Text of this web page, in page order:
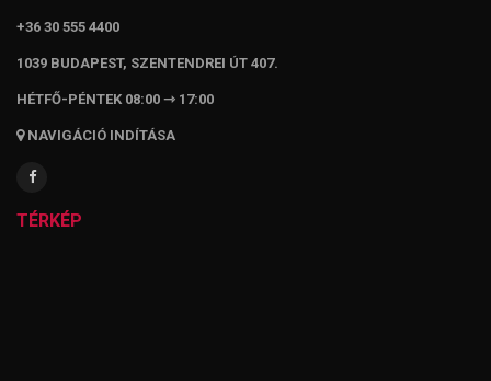
+36 30 555 4400
1039 BUDAPEST, SZENTENDREI ÚT 407.
HÉTFŐ-PÉNTEK 08:00 ⇾ 17:00
NAVIGÁCIÓ INDÍTÁSA
TÉRKÉP